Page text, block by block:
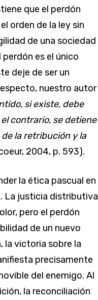
que el perdón
orden de la ley sin
de una sociedad
es el único
deje de ser un
nuestro autor
si existe, debe
contrario, se detiene
la retribución y la
2004, p. 593).
la ética pascual en
La justicia distributiva
pero el perdón
de un nuevo
la victoria sobre la
precisamente
del enemigo. Al
la reconciliación